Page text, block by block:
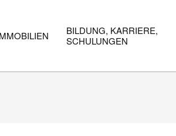
BILDUNG, KARRIERE,
SCHULUNGEN